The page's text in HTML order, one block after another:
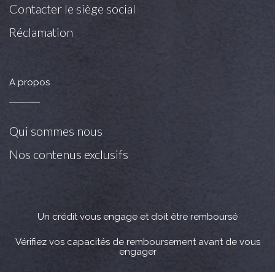
Contacter le siège social
Réclamation
A propos
Qui sommes nous
Nos contenus exclusifs
Un crédit vous engage et doit être remboursé
Vérifiez vos capacités de remboursement avant de vous
engager